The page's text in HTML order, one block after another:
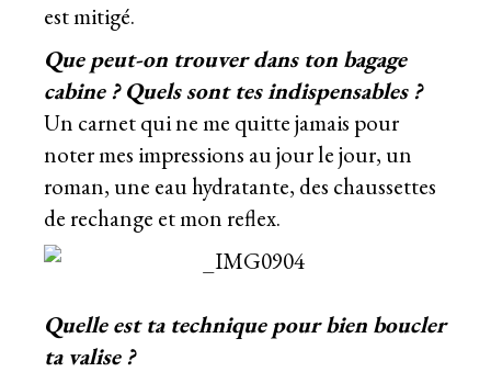
est mitigé.
Que peut-on trouver dans ton bagage
cabine ? Quels sont tes indispensables ?
Un carnet qui ne me quitte jamais pour
noter mes impressions au jour le jour, un
roman, une eau hydratante, des chaussettes
de rechange et mon reflex.
Quelle est ta technique pour bien boucler
ta valise ?